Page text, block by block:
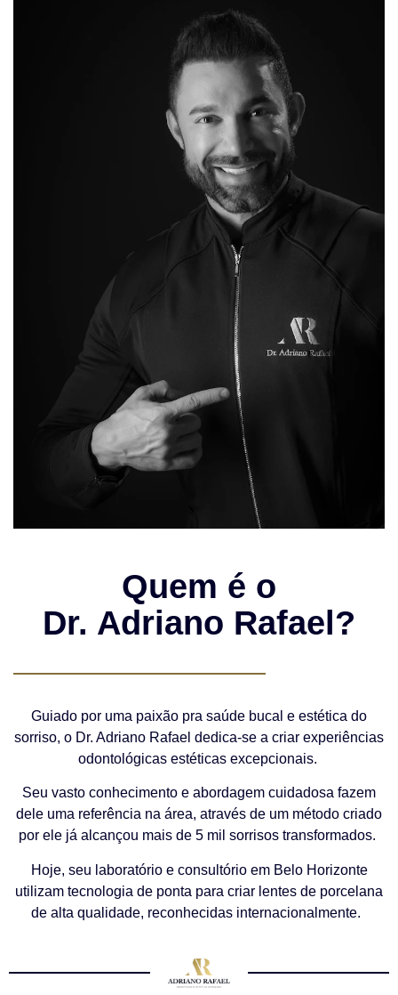
Quem é o
Dr. Adriano Rafael?
Guiado por uma paixão pra saúde bucal e estética do
sorriso, o Dr. Adriano Rafael dedica-se a criar experiências
odontológicas estéticas excepcionais.
Seu vasto conhecimento e abordagem cuidadosa fazem
dele uma referência na área, através de um método criado
por ele já alcançou mais de 5 mil sorrisos transformados.
Hoje, seu laboratório e consultório em Belo Horizonte
utilizam tecnologia de ponta para criar lentes de porcelana
de alta qualidade, reconhecidas internacionalmente.